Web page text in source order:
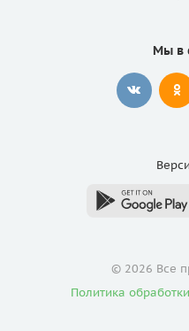
Мы в
© 2026 Все
Политика